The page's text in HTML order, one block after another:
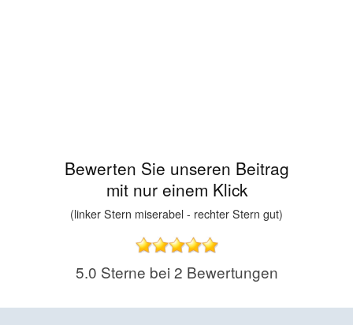
Bewerten Sie unseren Beitrag
mit nur einem Klick
(linker Stern miserabel - rechter Stern gut)
5.0 Sterne bei 2 Bewertungen